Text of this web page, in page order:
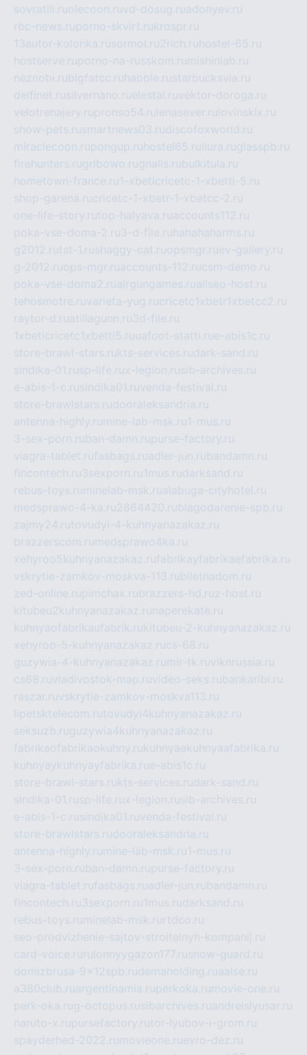
sovratili.ruolecoon.ruvd-dosug.ruadonyev.ru
rbc-news.ruporno-skvirt.rukrospr.ru
13autor-kolonka.rusormol.ru2rich.ru hostel-65.ru
hostserve.ruporno-na-russkom.ru mishinlab.ru
neznobi.rubigfatcc.ru habble.rustarbucksvia.ru
delfinet.rusilvernano.ruelestal.ruvektor-doroga.ru
velotrenajery.rupronso54.ru lenasever.ru lovinskix.ru
show-pets.rusmartnews03.rudiscofoxworld.ru
miraclecoon.rupongup.ru hostel65.ru liura.ruglasspb.ru
firehunters.rugribowo.rugnalis.rubulkitula.ru
hometown-france.ru1-xbeticricetc-1-xbetti-5.ru
shop-garena.rucricetc-1-xbetr-1-xbetcc-2.ru
one-life-story.rutop-halyava.ruaccounts112.ru
poka-vse-doma-2.ru3-d-file.ru hahahaharms.ru
g2012.rutst-1.rushaggy-cat.ruopsmgr.ruev-gallery.ru
g-2012.ruops-mgr.ruaccounts-112.rucsm-demo.ru
poka-vse-doma2.ruairgungames.ruallseo-host.ru
tehosmotre.ruvarieta-yug.rucricetc1xbetr1xbetcc2.ru
raytor-d.ruatillagunn.ru3d-file.ru
1xbeticricetc1xbetti5.ruuafoot-statti.rue-abis1c.ru
store-brawl-stars.rukts-services.rudark-sand.ru
sindika-01.rusp-life.rux-legion.rusib-archives.ru
e-abis-1-c.rusindika01.ruvenda-festival.ru
store-brawlstars.rudooraleksandria.ru
antenna-highly.ru mine-lab-msk.ru1-mus.ru
3-sex-porn.ruban-damn.rupurse-factory.ru
viagra-tablet.rufasbags.ruadler-jun.rubandamn.ru
fincontech.ru3sexporn.ru1mus.rudarksand.ru
rebus-toys.ru minelab-msk.rualabuga-cityhotel.ru
medsprawo-4-ka.ru2864420.rublagodarenie-spb.ru
zajmy24.rutovudyi-4-kuhnyanazakaz.ru
brazzerscom.ru medsprawo4ka.ru
xehyroo5kuhnyanazakaz.rufabrikayfabrikaefabrika.ru
vskrytie-zamkov-moskva-113.rubiletnadom.ru
zed-online.rupimchax.rubrazzers-hd.ruz-host.ru
kitubeu2kuhnyanazakaz.ru naperekate.ru
kuhnyaofabrikaufabrik.rukitubeu-2-kuhnyanazakaz.ru
xehyroo-5-kuhnyanazakaz.rucs-68.ru
guzywia-4-kuhnyanazakaz.ru mir-tk.ruvlknrussia.ru
cs68.ruvladivostok-map.ruvideo-seks.rubankaribi.ru
raszar.ruvskrytie-zamkov-moskva113.ru
lipetsktelecom.rutovudyi4kuhnyanazakaz.ru
seksuzb.ruguzywia4kuhnyanazakaz.ru
fabrikaofabrikaokuhny.rukuhnyaekuhnyaafabrika.ru
kuhnyaykuhnyayfabrika.rue-abis1c.ru
store-brawl-stars.rukts-services.rudark-sand.ru
sindika-01.rusp-life.rux-legion.rusib-archives.ru
e-abis-1-c.rusindika01.ruvenda-festival.ru
store-brawlstars.rudooraleksandria.ru
antenna-highly.ru mine-lab-msk.ru1-mus.ru
3-sex-porn.ruban-damn.rupurse-factory.ru
viagra-tablet.rufasbags.ruadler-jun.rubandamn.ru
fincontech.ru3sexporn.ru1mus.rudarksand.ru
rebus-toys.ru minelab-msk.ru rtdco.ru
seo-prodvizhenie-sajtov-stroitelnyh-kompanij.ru
card-voice.ru rulonnyygazon177.rusnow-guard.ru
domizbrusa-9x12spb.rudemaholding.ruaalse.ru
a380club.ruargentinamia.ruperkoka.ru movie-one.ru
perk-oka.rug-octopus.rusibarchives.ruandreislyusar.ru
naruto-x.rupursefactory.rutor-lyubov-i-grom.ru
spayderhed-2022.ru movieone.ruevro-dez.ru